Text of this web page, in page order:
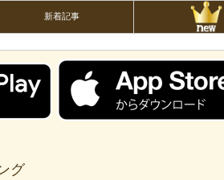
新着記事
グ